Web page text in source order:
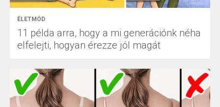
ÉLETMÓD
11 példa arra, hogy a mi generációnk néha
elfelejti, hogyan érezze jól magát